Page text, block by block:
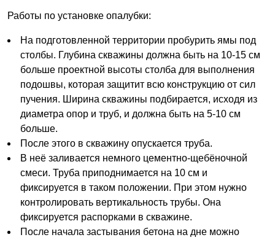
Работы по установке опалубки:
На подготовленной территории пробурить ямы под
столбы. Глубина скважины должна быть на 10-15 см
больше проектной высоты столба для выполнения
подошвы, которая защитит всю конструкцию от сил
пучения. Ширина скважины подбирается, исходя из
диаметра опор и труб, и должна быть на 5-10 см
больше.
После этого в скважину опускается труба.
В неё заливается немного цементно-щебёночной
смеси. Труба приподнимается на 10 см и
фиксируется в таком положении. При этом нужно
контролировать вертикальность трубы. Она
фиксируется распорками в скважине.
После начала застывания бетона на дне можно